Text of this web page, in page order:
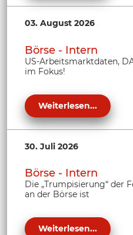
03. August 2026
Börse - Intern
US-Arbeitsmarktdaten,
im Fokus!
Weiterlesen...
30. Juli 2026
Börse - Intern
Die „Trumpisierung“ der
an der Börse ist
Weiterlesen...